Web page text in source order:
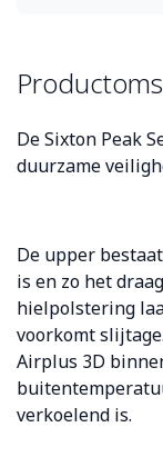
De Sixton Peak
duurzame
De upper
is en zo het
hielpolstering
voorkomt
Airplus 3D
verkoelend is.